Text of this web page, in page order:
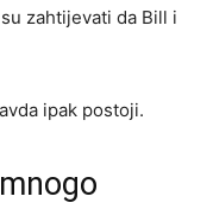
zahtijevati da Bill i
ipak postoji.